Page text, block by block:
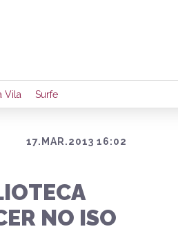
dados para receber toda sexta-
da região.
Vila Surfe
17.MAR.2013 16:02
NO ISO